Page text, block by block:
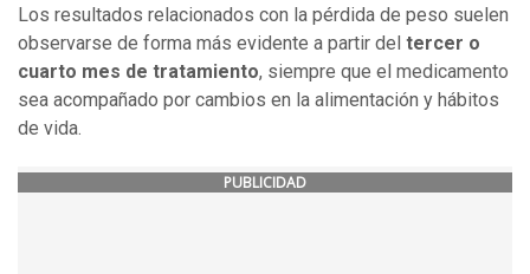
Los resultados relacionados con la pérdida de peso suelen
observarse de forma más evidente a partir del tercer o
cuarto mes de tratamiento, siempre que el medicamento
sea acompañado por cambios en la alimentación y hábitos
de vida.
PUBLICIDAD